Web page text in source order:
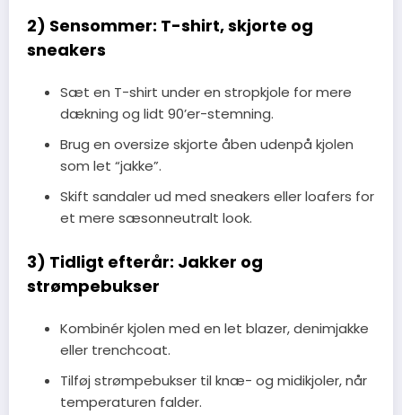
2) Sensommer: T-shirt, skjorte og
sneakers
Sæt en T-shirt under en stropkjole for mere
dækning og lidt 90’er-stemning.
Brug en oversize skjorte åben udenpå kjolen
som let “jakke”.
Skift sandaler ud med sneakers eller loafers for
et mere sæsonneutralt look.
3) Tidligt efterår: Jakker og
strømpebukser
Kombinér kjolen med en let blazer, denimjakke
eller trenchcoat.
Tilføj strømpebukser til knæ- og midikjoler, når
temperaturen falder.